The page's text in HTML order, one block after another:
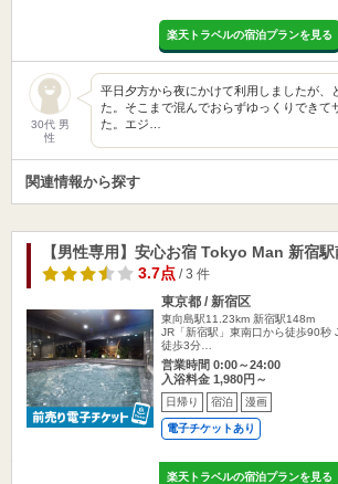
楽天トラベルの宿泊プランを見る
30代 男
性
平日夕方から夜にかけて利用しましたが、
た。そこまで混んでおらずゆっくりできて
た。エジ…
関連情報から探す
【男性専用】安心お宿 Tokyo Man 新宿
3.7点/ 3 件
東京都 / 新宿区
東向島駅11.23km 新宿駅148m
JR「新宿駅」東南口から徒歩90秒
徒歩3分…
営業時間 0:00～24:00
入浴料金 1,980円～
日帰り 宿泊 漫画
電子チケットあり
楽天トラベルの宿泊プランを見る